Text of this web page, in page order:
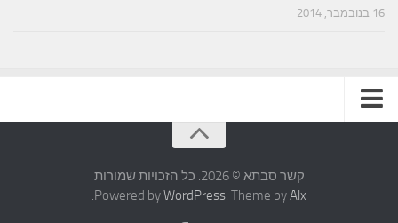
16 בנובמבר, 2014
קשר סבתא © 2026. כל הזכויות שמורות
Powered byWordPress. Theme byAlx
.